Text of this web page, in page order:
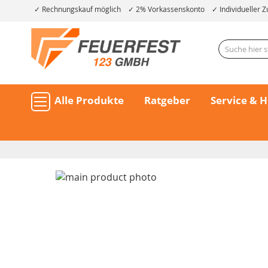
Rechnungskauf möglich 2% Vorkassenskonto Individueller
Alle Produkte Ratgeber Service &
Skip